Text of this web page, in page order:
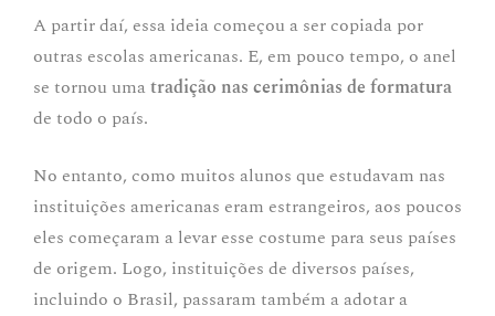
A partir daí, essa ideia começou a ser copiada por
outras escolas americanas. E, em pouco tempo, o anel
se tornou umatradição nas cerimônias de formatura
de todo o país.
No entanto, como muitos alunos que estudavam nas
instituições americanas eram estrangeiros, aos poucos
eles começaram a levar esse costume para seus países
de origem. Logo, instituições de diversos países,
incluindo o Brasil, passaram também a adotar a